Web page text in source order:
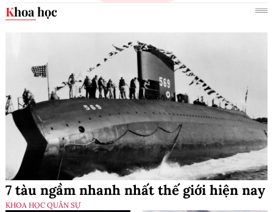
Khoa học
7 tàu ngầm nhanh nhất thế giới hiện nay
KHOA HỌC QUÂN SỰ